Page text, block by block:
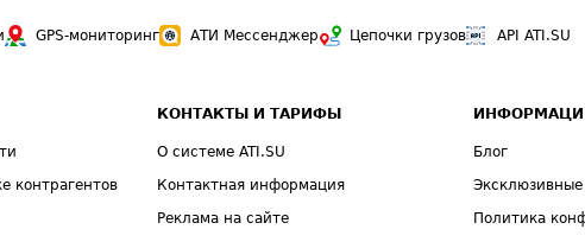
GPS-мониторинг АТИ Мессенджер Цепочки грузов API ATI.SU
контрагентов
КОНТАКТЫ И ТАРИФЫ
О системе ATI.SU
Контактная информация
Реклама на сайте
Блог
Политика